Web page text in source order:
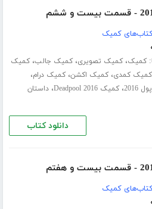
کمیک
کمیک،کمیک تصویری،کمیک جالب،کمیک
کمیک کمدی،کمیک اکشن،کمیک درام،
2016 ،کمیک Deadpool 2016 ،داستان
دانلود کتاب
کمیک